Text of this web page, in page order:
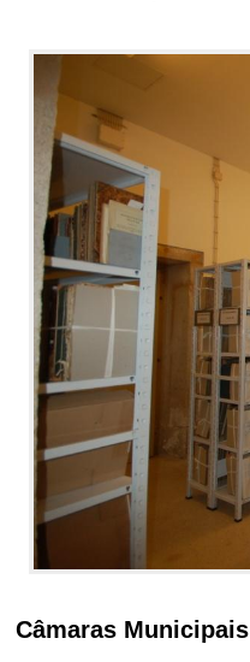
Câmaras Municipais